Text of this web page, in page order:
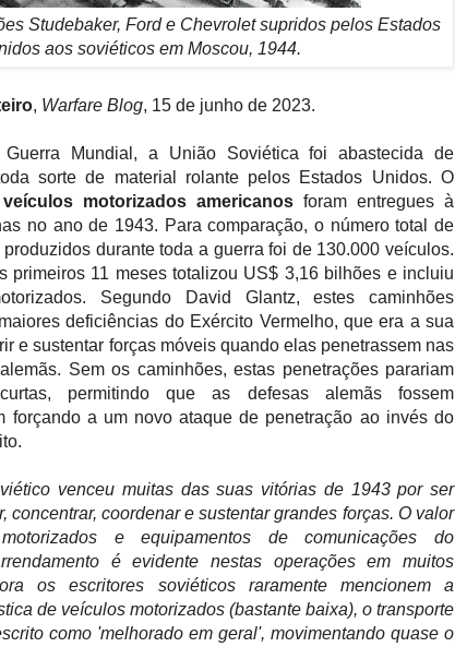
Studebaker, Ford e Chevrolet supridos pelos Estados
aos soviéticos em Moscou, 1944.
, Warfare Blog, 15 de junho de 2023.
Guerra Mundial, a União Soviética foi abastecida de
sorte de material rolante pelos Estados Unidos. O
veículos motorizados americanos foram entregues à
no ano de 1943. Para comparação, o número total de
durante toda a guerra foi de 130.000 veículos.
primeiros 11 meses totalizou US$ 3,16 bilhões e incluiu
Segundo David Glantz, estes caminhões
deficiências do Exército Vermelho, que era a sua
e sustentar forças móveis quando elas penetrassem nas
Sem os caminhões, estas penetrações parariam
permitindo que as defesas alemãs fossem
forçando a um novo ataque de penetração ao invés do
venceu muitas das suas vitórias de 1943 por ser
concentrar, coordenar e sustentar grandes forças. O valor
e equipamentos de comunicações do
é evidente nestas operações em muitos
os escritores soviéticos raramente mencionem a
de veículos motorizados (bastante baixa), o transporte
como 'melhorado em geral', movimentando quase o